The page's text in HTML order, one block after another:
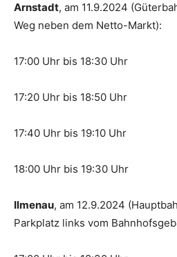
Arnstadt, am 11.9.2024
Weg neben dem Netto-Markt):
17:00 Uhr bis 18:30 Uhr
17:20 Uhr bis 18:50 Uhr
17:40 Uhr bis 19:10 Uhr
18:00 Uhr bis 19:30 Uhr
Ilmenau, am 12.9.2024
Parkplatz links vom